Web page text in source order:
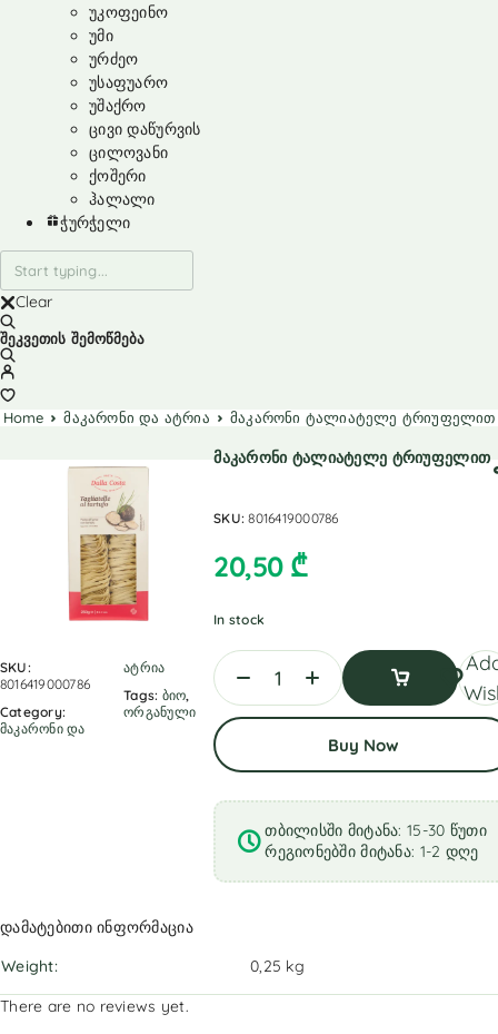
უკოფეინო
უმი
ურძეო
უსაფუარო
უშაქრო
ცივი დაწურვის
ცილოვანი
ქოშერი
ჰალალი
ჭურჭელი
Clear
შეკვეთის შემოწმება
Home მაკარონი და ატრია მაკარონი ტალიატელე ტრიუფელით
SKU:
8016419000786
Category:
მაკარონი და
ატრია
Tags: ბიო
ორგანული
მაკარონი ტალიატელე ტრიუფელით
SKU:8016419000786
20,50 ₾
In stock
To
Buy Now
თბილისში მიტანა: 15-30 წუთი
რეგიონებში მიტანა: 1-2 დღე
დამატებითი ინფორმაცია
Weight
0,25 kg
There are no reviews yet.